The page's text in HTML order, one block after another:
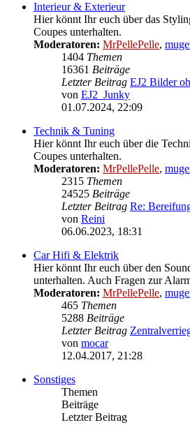
Interieur & Exterieur
Hier könnt Ihr euch über das
Coupes unterhalten.
Moderatoren: MrPellePelle,
1404 Themen
16361 Beiträge
Letzter Beitrag EJ2 Bilder
von EJ2_Junky
Neuester
01.07.2024, 22:09
Technik & Tuning
Hier könnt Ihr euch über die
Coupes unterhalten.
Moderatoren: MrPellePelle,
2315 Themen
24525 Beiträge
Letzter Beitrag Re:
von Reini
Neuester
06.06.2023, 18:31
Car Hifi & Elektrik
Hier könnt Ihr euch über den
unterhalten. Auch Fragen zur
Moderatoren: MrPellePelle,
465 Themen
5288 Beiträge
Letzter Beitrag
von mocar
Neuester
12.04.2017, 21:28
Sonstiges
Themen
Beiträge
Letzter Beitrag